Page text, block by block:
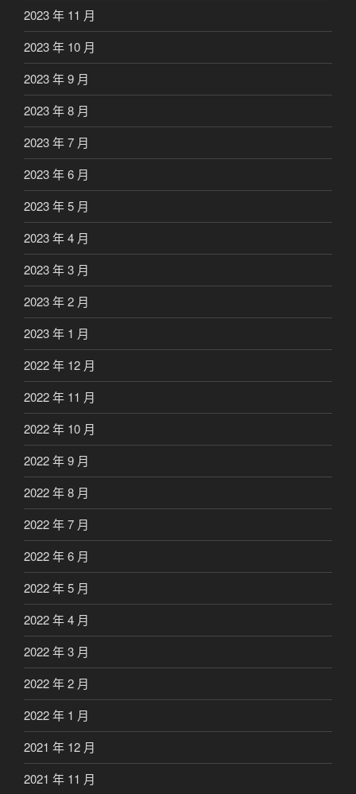
2023 年 11 月
2023 年 10 月
2023 年 9 月
2023 年 8 月
2023 年 7 月
2023 年 6 月
2023 年 5 月
2023 年 4 月
2023 年 3 月
2023 年 2 月
2023 年 1 月
2022 年 12 月
2022 年 11 月
2022 年 10 月
2022 年 9 月
2022 年 8 月
2022 年 7 月
2022 年 6 月
2022 年 5 月
2022 年 4 月
2022 年 3 月
2022 年 2 月
2022 年 1 月
2021 年 12 月
2021 年 11 月